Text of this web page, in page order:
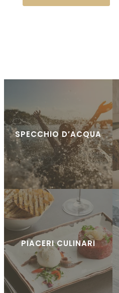
SPECCHIO D’ACQUA
PIACERI CULINARI